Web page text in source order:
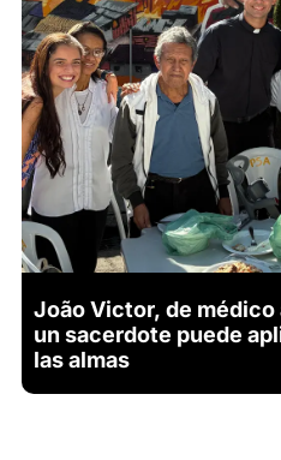
João Victor, de
un sacerdote puede
las almas